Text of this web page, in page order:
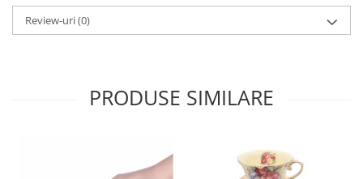
Review-uri(0)
PRODUSE SIMILARE